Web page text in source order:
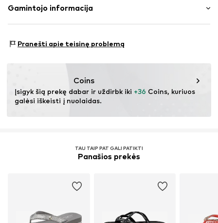
Slidus
Išorinė medžiaga: Sintetika
Gamintojo informacija
3140 Aalsgaarde
Pranešti apie teisinę problemą
Coins
Įsigyk šią prekę dabar ir uždirbk iki +36 Coins, kuriuos
galėsi iškeisti į nuolaidas.
TAU TAIP PAT GALI PATIKTI
Panašios prekės